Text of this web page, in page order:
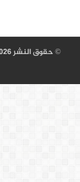
© حقوق النشر 2026، جميع الحقوق محفوظة |